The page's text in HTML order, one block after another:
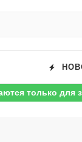
только для